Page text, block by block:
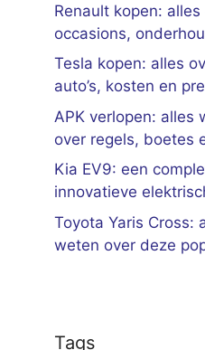
Renault kopen:
occasions,
Tesla kopen: alles
auto’s, kosten en
APK verlopen: alles
over regels, boetes
Kia EV9: een
innovatieve
Toyota Yaris Cross:
weten over deze
Tags